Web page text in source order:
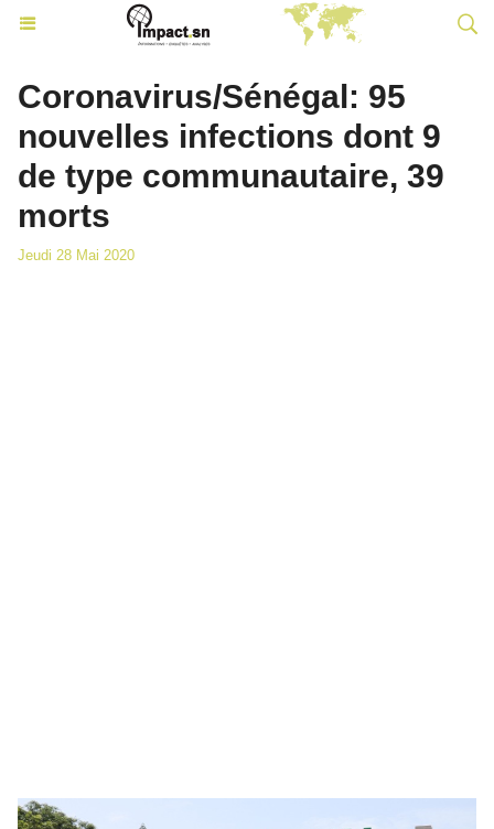
Coronavirus/Sénégal: 95
nouvelles infections dont 9
de type communautaire, 39
morts
Jeudi 28 Mai 2020